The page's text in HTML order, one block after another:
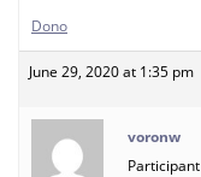
Dono
June 29, 2020 at 1:35 pm
voronw
Participant